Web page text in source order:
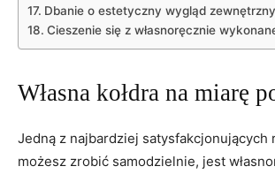
Dbanie​ o‍ estetyczny wygląd zewnętrzny
Cieszenie się z ⁢własnoręcznie
Własna kołdra na miarę⁢
Jedną z najbardziej satysfakcjonujących
możesz zrobić samodzielnie, jest